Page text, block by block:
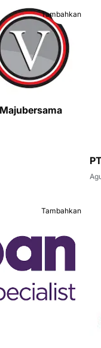
Tambahkan
Tambahkan